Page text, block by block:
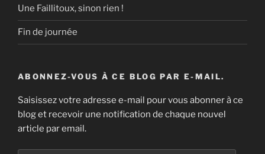
Une Faillitoux, sinon rien !
Fin de journée
ABONNEZ-VOUS À CE BLOG PAR E-MAIL.
Saisissez votre adresse e-mail pour vous abonner à ce
blog et recevoir une notification de chaque nouvel
article par email.